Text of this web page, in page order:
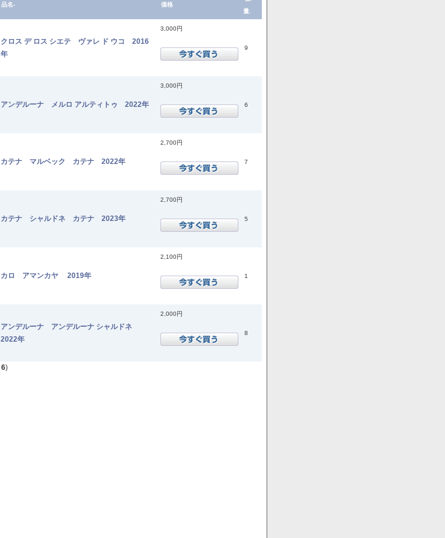
品名- 価格
量.
クロス デ ロス シエテ ヴァレ ド ウコ 2016
年
3,000円
9
アンデルーナ メルロ アルティトゥ 2022年
3,000円
6
カテナ マルベック カテナ 2022年
2,700円
7
カテナ シャルドネ カテナ 2023年
2,700円
5
カロ アマンカヤ 2019年
2,100円
1
アンデルーナ アンデルーナ シャルドネ
2022年
2,000円
8
6)